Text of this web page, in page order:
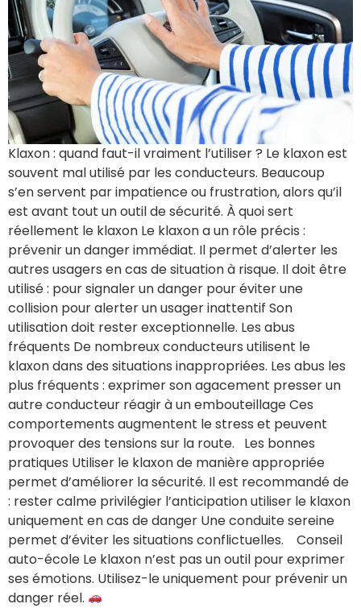
Klaxon : quand faut-il vraiment l’utiliser ? Le klaxon est
souvent mal utilisé par les conducteurs. Beaucoup
s’en servent par impatience ou frustration, alors qu’il
est avant tout un outil de sécurité. À quoi sert
réellement le klaxon Le klaxon a un rôle précis :
prévenir un danger immédiat. Il permet d’alerter les
autres usagers en cas de situation à risque. Il doit être
utilisé : pour signaler un danger pour éviter une
collision pour alerter un usager inattentif Son
utilisation doit rester exceptionnelle. Les abus
fréquents De nombreux conducteurs utilisent le
klaxon dans des situations inappropriées. Les abus les
plus fréquents : exprimer son agacement presser un
autre conducteur réagir à un embouteillage Ces
comportements augmentent le stress et peuvent
provoquer des tensions sur la route. Les bonnes
pratiques Utiliser le klaxon de manière appropriée
permet d’améliorer la sécurité. Il est recommandé de
: rester calme privilégier l’anticipation utiliser le klaxon
uniquement en cas de danger Une conduite sereine
permet d’éviter les situations conflictuelles. Conseil
auto-école Le klaxon n’est pas un outil pour exprimer
ses émotions. Utilisez-le uniquement pour prévenir un
danger réel.